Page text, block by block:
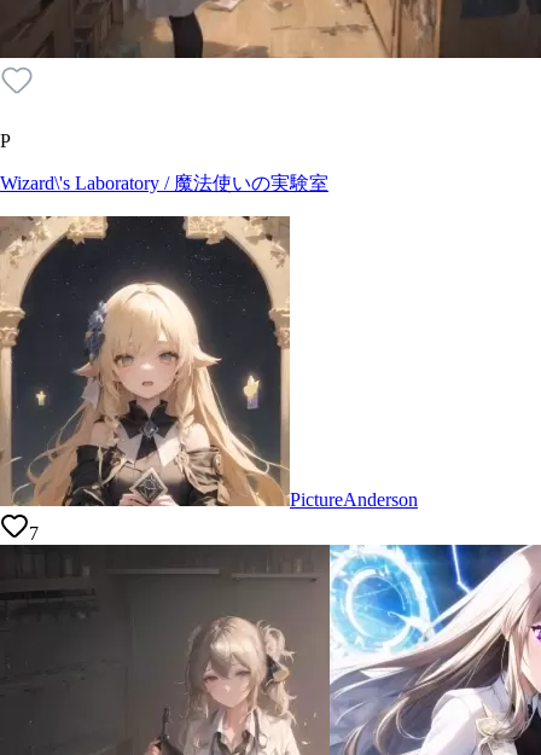
P
Wizard\'s Laboratory / 魔法使いの実験室
PictureAnderson
7